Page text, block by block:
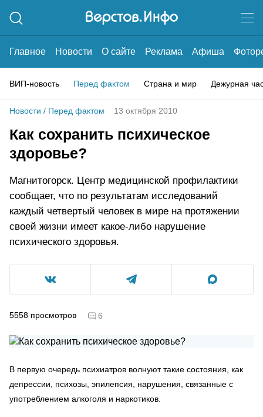
Главное Новости О сайте Реклама Афиша
ВИП-новость Перед фактом Страна и мир Дежурная
Новости / Перед фактом 13 октября 2010
Как сохранить психическое
здоровье?
Магнитогорск. Центр медицинской профилактики
сообщает, что по результатам исследований
каждый четвертый человек в мире на протяжении
своей жизни имеет какое-либо нарушение
психического здоровья.
5558 просмотров 6
В первую очередь психиатров волнуют такие состояния, как
депрессии, психозы, эпилепсия, нарушения, связанные с
употреблением алкоголя и наркотиков.